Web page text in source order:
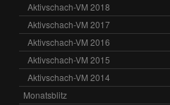
Aktivschach-VM 2018
Aktivschach-VM 2017
Aktivschach-VM 2016
Aktivschach-VM 2015
Aktivschach-VM 2014
Monatsblitz